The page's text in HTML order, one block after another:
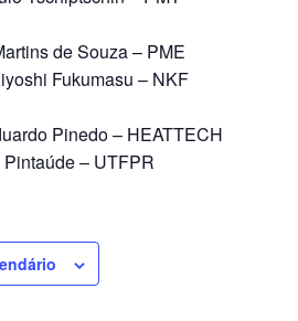
de Souza – PME
Fukumasu – NKF
Pinedo – HEATTECH
Pintaúde – UTFPR